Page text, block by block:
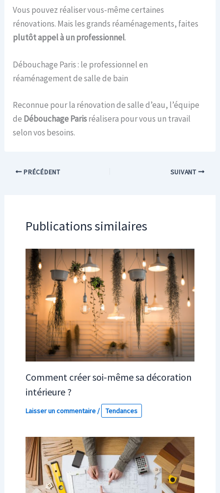
Vous pouvez réaliser vous-même certaines
rénovations. Mais les grands réaménagements, faites
plutôt appel à un professionnel.
Débouchage Paris : le professionnel en
réaménagement de salle de bain
Reconnue pour la rénovation de salle d’eau, l’équipe
de Débouchage Parisréalisera pour vous un travail
selon vos besoins.
PRÉCÉDENT SUIVANT
Publications similaires
Comment créer soi-même sa décoration
intérieure ?
Laisser un commentaire/ Tendances